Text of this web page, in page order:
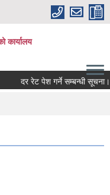
कार्यालय
दर रेट पेश गर्ने सम्बन्धी सूचना।